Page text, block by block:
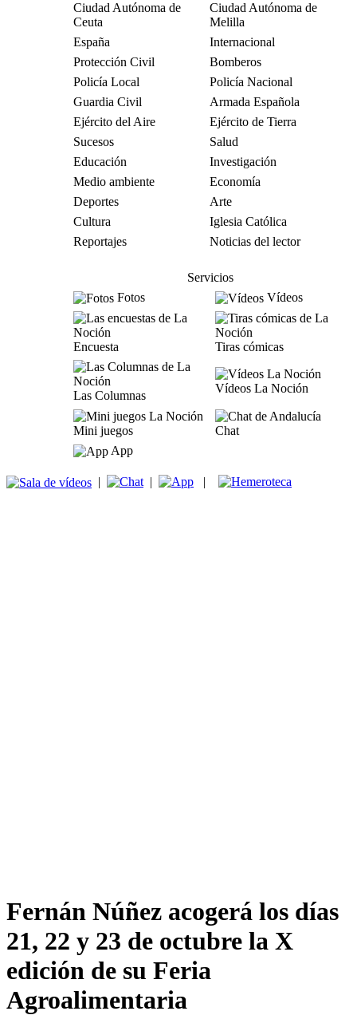
Ciudad Autónoma de
Ceuta
Ciudad Autónoma de
Melilla
España
Internacional
Protección Civil
Bomberos
Policía Local
Policía Nacional
Guardia Civil
Armada Española
Ejército del Aire
Ejército de Tierra
Sucesos
Salud
Educación
Investigación
Medio ambiente
Economía
Deportes
Arte
Cultura
Iglesia Católica
Reportajes
Noticias del lector
Servicios
Fotos
Vídeos
Encuesta Tiras cómicas
Las Columnas
Vídeos La Noción
Mini juegos
Chat
App
| | |
Fernán Núñez acogerá los días
21, 22 y 23 de octubre la X
edición de su Feria
Agroalimentaria